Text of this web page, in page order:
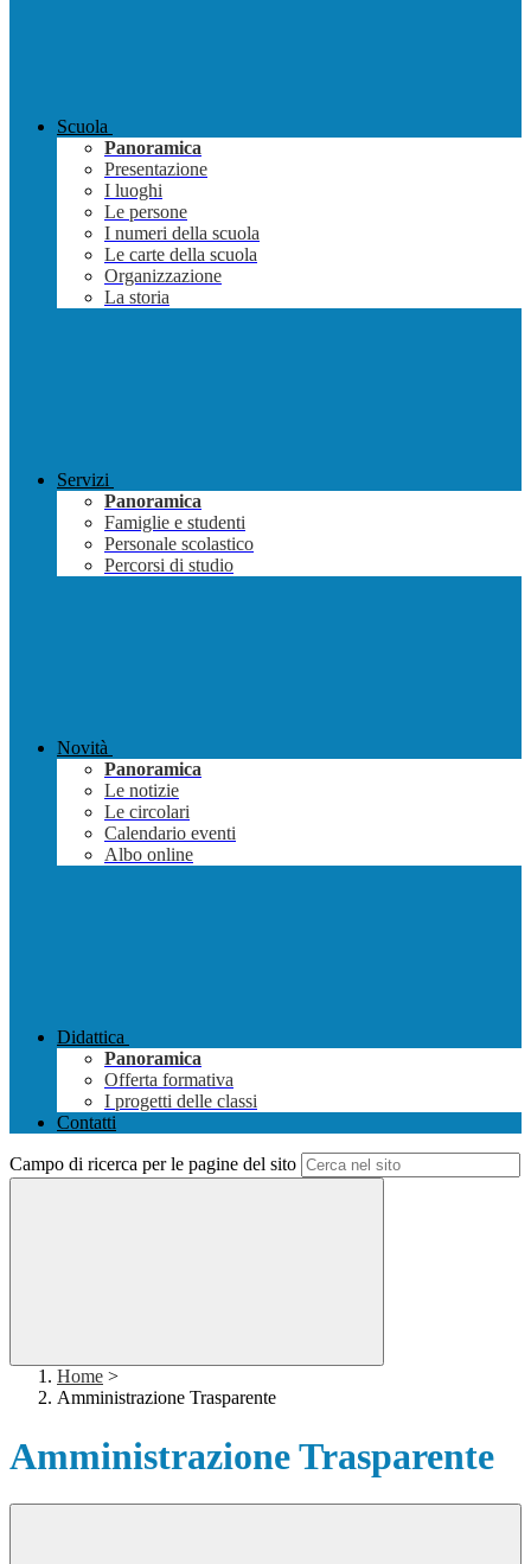
Scuola
Panoramica
Presentazione
I luoghi
Le persone
I numeri della scuola
Le carte della scuola
Organizzazione
La storia
Servizi
Panoramica
Famiglie e studenti
Personale scolastico
Percorsi di studio
Novità
Panoramica
Le notizie
Le circolari
Calendario eventi
Albo online
Didattica
Panoramica
Offerta formativa
I progetti delle classi
Contatti
Campo di ricerca per le pagine del sito
Home >
Amministrazione Trasparente
Amministrazione Trasparente